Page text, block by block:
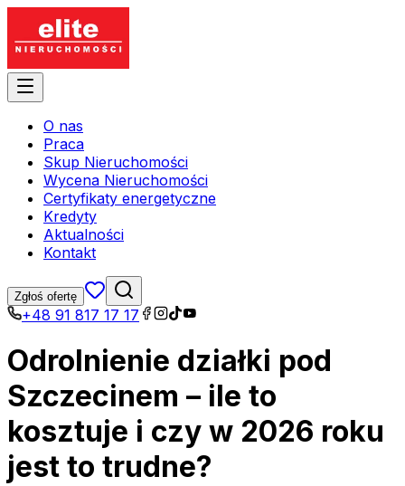
O nas
Praca
Skup Nieruchomości
Wycena Nieruchomości
Certyfikaty energetyczne
Kredyty
Aktualności
Kontakt
Zgłoś ofertę
+48 91 817 17 17
Odrolnienie działki pod
Szczecinem – ile to
kosztuje i czy w 2026 roku
jest to trudne?